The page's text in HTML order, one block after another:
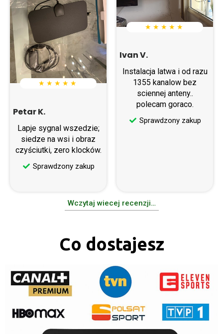
★ ★ ★ ★ ★
Petar K.
Lapje sygnal wszedzie;
siedze na wsi i obraz
czyściutki, zero klocków.
Sprawdzony zakup
★ ★ ★ ★ ★
Ivan V.
Instalacja latwa i od razu
1355 kanalow bez
sciennej anteny..
polecam goraco.
Sprawdzony zakup
Wczytaj wiecej recenzji…
Co dostajesz